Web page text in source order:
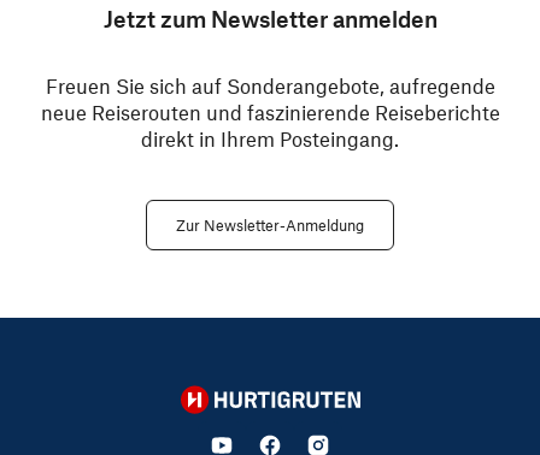
Jetzt zum Newsletter anmelden
Freuen Sie sich auf Sonderangebote, aufregende
neue Reiserouten und faszinierende Reiseberichte
direkt in Ihrem Posteingang.
Zur Newsletter-Anmeldung
Hurtigruten